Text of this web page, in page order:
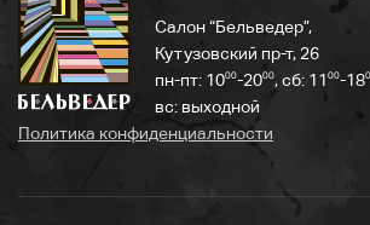
Салон “Бельведер”,
Кутузовский пр-т, 26
пн-пт: 1000-2000, сб: 11 00-18
вс: выходной
Политика конфиденциальности